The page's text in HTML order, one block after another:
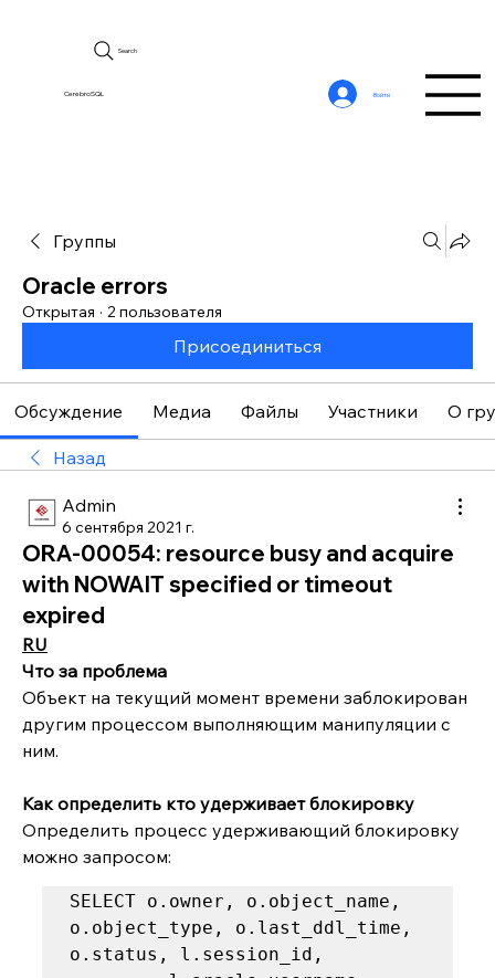
CerebroSQL
Search
Войти
Группы
Oracle errors
Открытая · 2 пользователя
Присоединиться
Обсуждение Медиа Файлы Участники О
Назад
Admin
6 сентября 2021 г.
ORA-00054: resource busy and acquire
with NOWAIT specified or timeout
expired
RU
Что за проблема
Объект на текущий момент времени заблокирован
другим процессом выполняющим манипуляции с
ним.
Как определить кто удерживает блокировку
Определить процесс удерживающий блокировку
можно запросом:
SELECT o.owner, o.object_name,
o.object_type, o.last_ddl_time,
o.status, l.session_id,